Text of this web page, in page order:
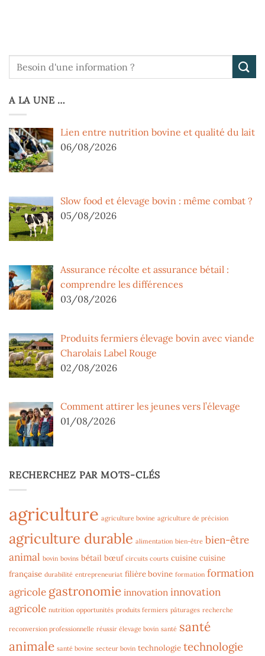
A LA UNE …
Lien entre nutrition bovine et qualité du lait
06/08/2026
Slow food et élevage bovin : même combat ?
05/08/2026
Assurance récolte et assurance bétail :
comprendre les différences
03/08/2026
Produits fermiers élevage bovin avec viande
Charolais Label Rouge
02/08/2026
Comment attirer les jeunes vers l’élevage
01/08/2026
RECHERCHEZ PAR MOTS-CLÉS
agriculture agriculture bovine agriculture de précision
agriculture durable alimentation bien-être bien-être
animal bovin bovins bétail bœuf circuits courts cuisine cuisine
française durabilité entrepreneuriat filière bovine formation formation
agricole gastronomie innovation innovation
agricole nutrition opportunités produits fermiers pâturages recherche
reconversion professionnelle réussir élevage bovin santé santé
animale santé bovine secteur bovin technologie technologie